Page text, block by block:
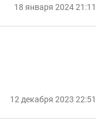
18 января 2024 21:11
12 декабря 2023 22:51